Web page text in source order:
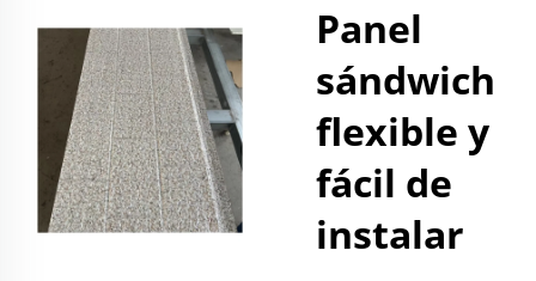
Panel
sándwich
flexible y
fácil de
instalar